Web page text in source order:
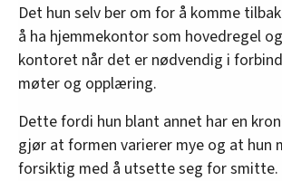
Det hun selv ber om for å komme
å ha hjemmekontor som hovedregel
kontoret når det er nødvendig i
møter og opplæring.
Dette fordi hun blant annet har en
gjør at formen varierer mye og at hun
forsiktig med å utsette seg for smitte.